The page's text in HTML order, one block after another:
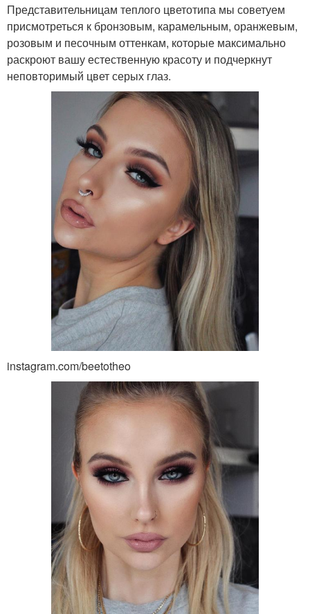
Представительницам теплого цветотипа мы советуем
присмотреться к бронзовым, карамельным, оранжевым,
розовым и песочным оттенкам, которые максимально
раскроют вашу естественную красоту и подчеркнут
неповторимый цвет серых глаз.
instagram.com/beetotheo